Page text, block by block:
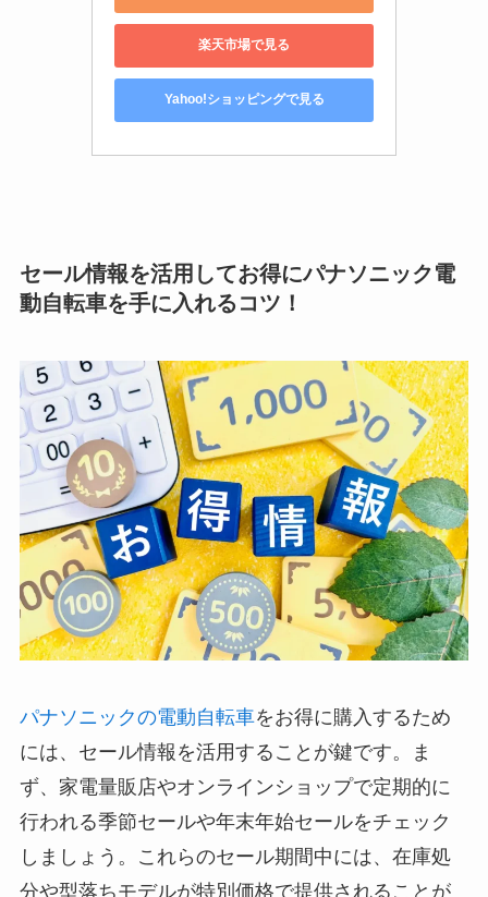
楽天市場で見る
Yahoo!ショッピングで見る
セール情報を活用してお得にパナソニック電
動自転車を手に入れるコツ！
パナソニックの電動自転車をお得に購入するため
には、セール情報を活用することが鍵です。ま
ず、家電量販店やオンラインショップで定期的に
行われる季節セールや年末年始セールをチェック
しましょう。これらのセール期間中には、在庫処
分や型落ちモデルが特別価格で提供されることが